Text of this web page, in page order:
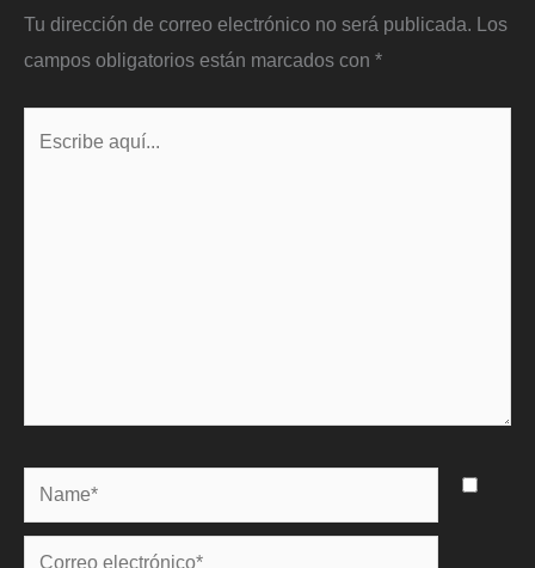
Tu dirección de correo electrónico no será publicada. Los
campos obligatorios están marcados con *
Name*
Correo